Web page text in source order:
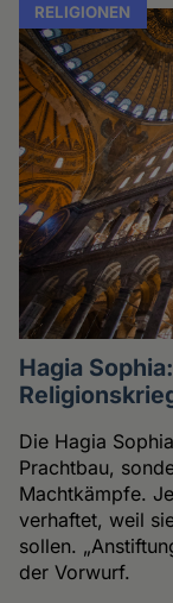
RELIGIONEN
Hagia
Die Hagia
Prachtbau,
Machtkämpfe.
verhaftet, weil
sollen.
der Vorwurf.